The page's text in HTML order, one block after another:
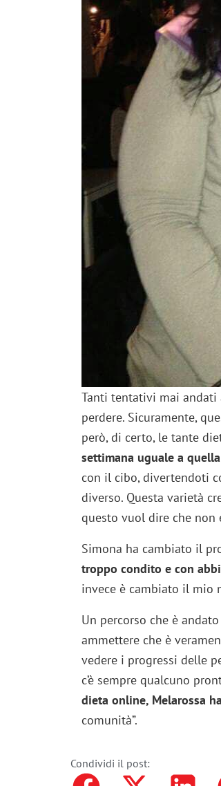
Tanti tentativi mai andati
perdere. Sicuramente,
però, di certo, le tante
settimana uguale a
con il cibo, divertendoti
diverso. Questa varietà
questo vuol dire che non
Simona ha cambiato il
troppo condito e con
invece è cambiato il mio
Un percorso che è
ammettere che è
vedere i progressi delle
c’è sempre qualcuno
dieta online, Melarossa
comunità”.
Condividi il post: